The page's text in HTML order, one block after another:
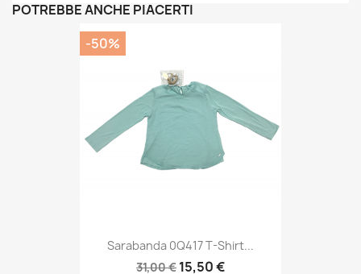
POTREBBE ANCHE PIACERTI
Sarabanda 0Q417 T-Shirt...
31,00 € 15,50 €
-50%